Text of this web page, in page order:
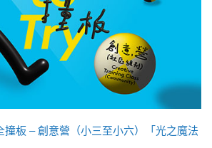
撞板 – 創意營（小三至小六）「光之魔法